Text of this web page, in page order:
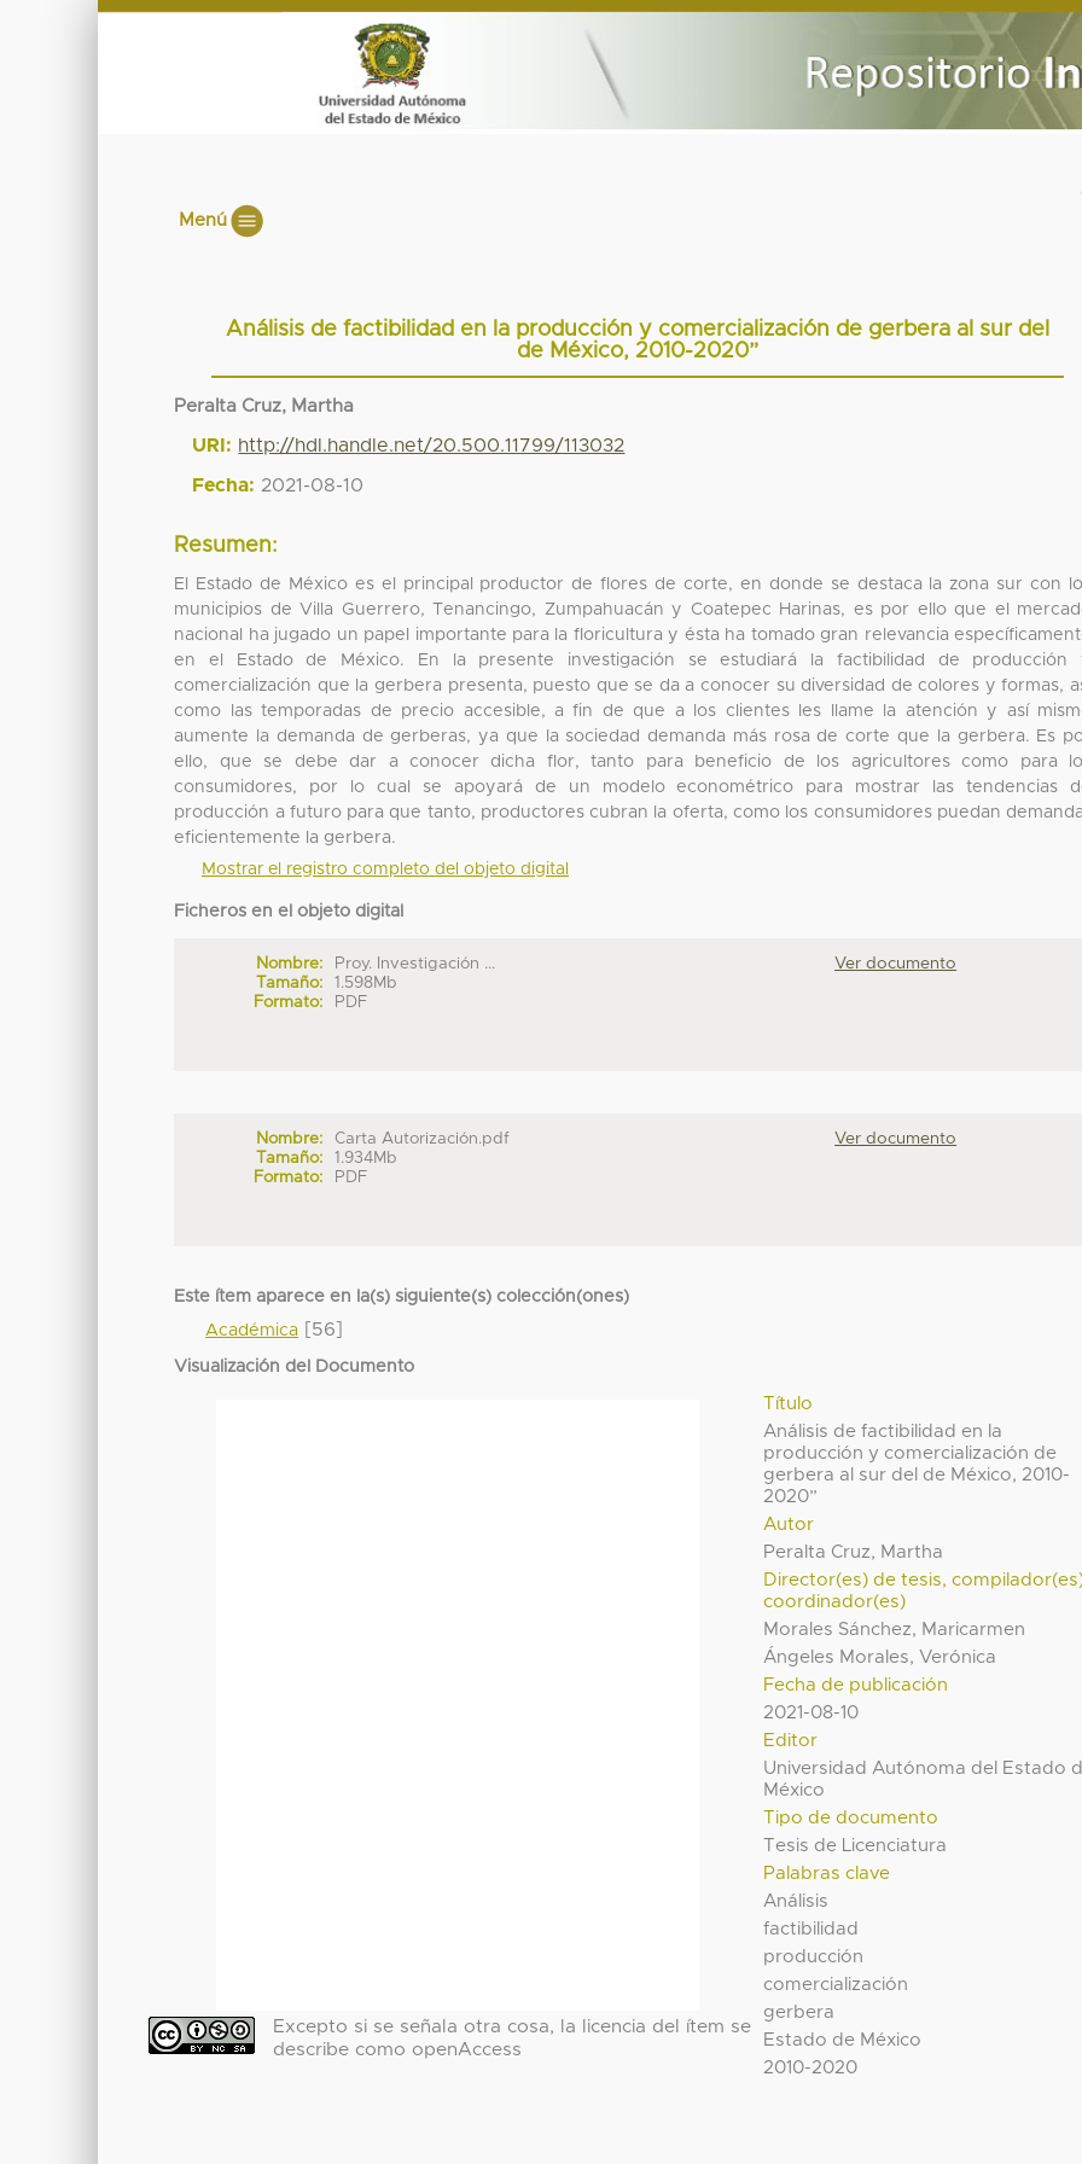
Menú
Análisis de factibilidad en la producción y comercialización de gerbera al sur del
de México, 2010-2020”
Peralta Cruz, Martha
URI: http://hdl.handle.net/20.500.11799/113032
Fecha: 2021-08-10
Resumen:
El Estado de México es el principal productor de flores de corte, en donde se destaca la zona sur con
municipios de Villa Guerrero, Tenancingo, Zumpahuacán y Coatepec Harinas, es por ello que el
nacional ha jugado un papel importante para la floricultura y ésta ha tomado gran relevancia
en el Estado de México. En la presente investigación se estudiará la factibilidad de producción
comercialización que la gerbera presenta, puesto que se da a conocer su diversidad de colores y formas,
como las temporadas de precio accesible, a fin de que a los clientes les llame la atención y así
aumente la demanda de gerberas, ya que la sociedad demanda más rosa de corte que la gerbera. Es
ello, que se debe dar a conocer dicha flor, tanto para beneficio de los agricultores como para
consumidores, por lo cual se apoyará de un modelo econométrico para mostrar las tendencias
producción a futuro para que tanto, productores cubran la oferta, como los consumidores puedan
eficientemente la gerbera.
Mostrar el registro completo del objeto digital
Ficheros en el objeto digital
Nombre:
Proy. Investigación ...
Tamaño:
1.598Mb
Formato:
PDF
Ver documento
Nombre:
Carta Autorización.pdf
Tamaño:
1.934Mb
Formato:
PDF
Ver documento
Este ítem aparece en la(s) siguiente(s) colección(ones)
Académica [56]
Visualización del Documento
Título
Análisis de factibilidad en la
producción y comercialización de
gerbera al sur del de México, 2010-
2020”
Autor
Peralta Cruz, Martha
Director(es) de tesis,
coordinador(es)
Morales Sánchez, Maricarmen
Ángeles Morales, Verónica
Fecha de publicación
2021-08-10
Editor
Universidad Autónoma del Estado
México
Tipo de documento
Tesis de Licenciatura
Palabras clave
Análisis
factibilidad
producción
comercialización
gerbera
Estado de México
2010-2020
Excepto si se señala otra cosa, la licencia del ítem se
describe como openAccess